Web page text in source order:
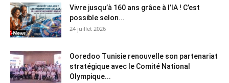
Vivre jusqu’à 160 ans grâce à l’IA ! C’est
possible selon...
24 juillet 2026
Ooredoo Tunisie renouvelle son partenariat
stratégique avec le Comité National
Olympique...